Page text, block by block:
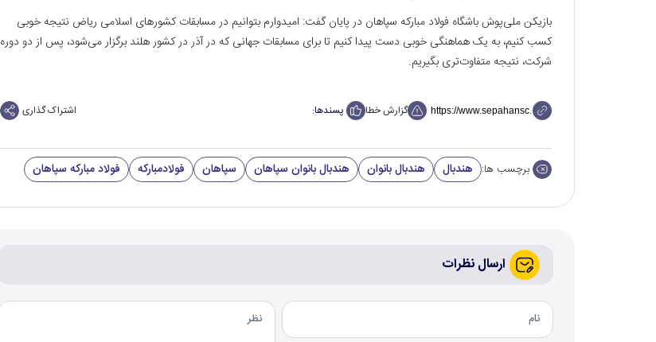
بازیکن ملی‌پوش باشگاه فولاد مبارکه سپاهان در پایان گفت: امیدوارم بتوانیم در مسابقات کشورهای اسلامی ریاض نتیجه خوبی
کسب کنیم، به یک هماهنگی خوبی دست پیدا کنیم تا برای مسابقات جهانی که در آذر در کشور هلند برگزار می‌شود، پس از دو دوره
شرکت، نتیجه متفاوت‌تری بگیریم.
گزارش خطا پسندها: اشتراک گذاری
برچسب ها: هندبال هندبال بانوان هندبال بانوان سپاهان سپاهان فولادمبارکه فولاد مبارکه سپاهان
ارسال نظرات